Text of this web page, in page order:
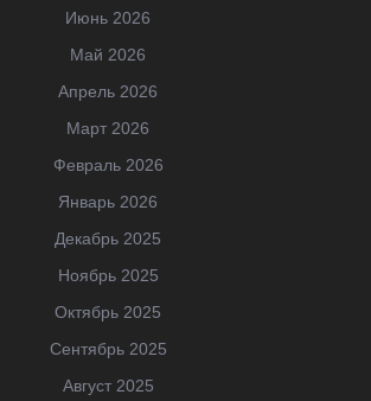
Июнь 2026
Май 2026
Апрель 2026
Март 2026
Февраль 2026
Январь 2026
Декабрь 2025
Ноябрь 2025
Октябрь 2025
Сентябрь 2025
Август 2025